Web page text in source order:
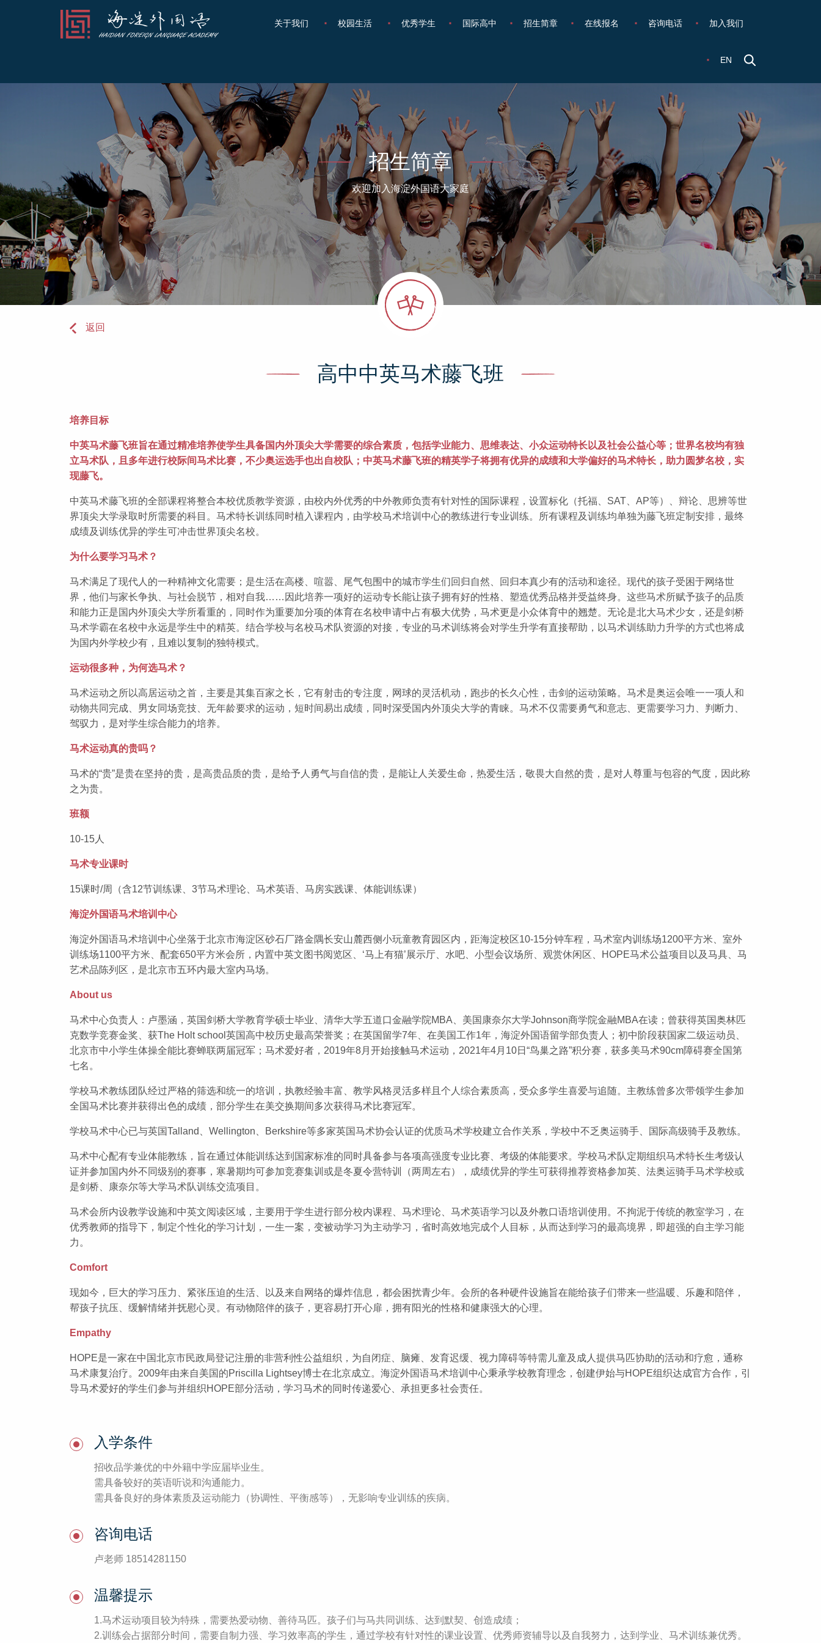
关于我们 校园生活 优秀学生 国际高中 招生简章 在线报名 咨询电话 加入我们
EN
招生简章
欢迎加入海淀外国语大家庭
返回
高中中英马术藤飞班
培养目标
中英马术藤飞班旨在通过精准培养使学生具备国内外顶尖大学需要的综合素质，包括学业能力、思维表达、小众运动特长以及社会公益心等；世界名校均有独
立马术队，且多年进行校际间马术比赛，不少奥运选手也出自校队；中英马术藤飞班的精英学子将拥有优异的成绩和大学偏好的马术特长，助力圆梦名校，实
现藤飞。
中英马术藤飞班的全部课程将整合本校优质教学资源，由校内外优秀的中外教师负责有针对性的国际课程，设置标化（托福、SAT、AP等）、辩论、思辨等世
界顶尖大学录取时所需要的科目。马术特长训练同时植入课程内，由学校马术培训中心的教练进行专业训练。所有课程及训练均单独为藤飞班定制安排，最终
成绩及训练优异的学生可冲击世界顶尖名校。
为什么要学习马术？
马术满足了现代人的一种精神文化需要；是生活在高楼、喧嚣、尾气包围中的城市学生们回归自然、回归本真少有的活动和途径。现代的孩子受困于网络世
界，他们与家长争执、与社会脱节，相对自我……因此培养一项好的运动专长能让孩子拥有好的性格、塑造优秀品格并受益终身。这些马术所赋予孩子的品质
和能力正是国内外顶尖大学所看重的，同时作为重要加分项的体育在名校申请中占有极大优势，马术更是小众体育中的翘楚。无论是北大马术少女，还是剑桥
马术学霸在名校中永远是学生中的精英。结合学校与名校马术队资源的对接，专业的马术训练将会对学生升学有直接帮助，以马术训练助力升学的方式也将成
为国内外学校少有，且难以复制的独特模式。
运动很多种，为何选马术？
马术运动之所以高居运动之首，主要是其集百家之长，它有射击的专注度，网球的灵活机动，跑步的长久心性，击剑的运动策略。马术是奥运会唯一一项人和
动物共同完成、男女同场竞技、无年龄要求的运动，短时间易出成绩，同时深受国内外顶尖大学的青睐。马术不仅需要勇气和意志、更需要学习力、判断力、
驾驭力，是对学生综合能力的培养。
马术运动真的贵吗？
马术的“贵”是贵在坚持的贵，是高贵品质的贵，是给予人勇气与自信的贵，是能让人关爱生命，热爱生活，敬畏大自然的贵，是对人尊重与包容的气度，因此称
之为贵。
班额
10-15人
马术专业课时
15课时/周（含12节训练课、3节马术理论、马术英语、马房实践课、体能训练课）
海淀外国语马术培训中心
海淀外国语马术培训中心坐落于北京市海淀区砂石厂路金隅长安山麓西侧小玩童教育园区内，距海淀校区10-15分钟车程，马术室内训练场1200平方米、室外
训练场1100平方米、配套650平方米会所，内置中英文图书阅览区、‘马上有猫’展示厅、水吧、小型会议场所、观赏休闲区、HOPE马术公益项目以及马具、马
艺术品陈列区，是北京市五环内最大室内马场。
About us
马术中心负责人：卢墨涵，英国剑桥大学教育学硕士毕业、清华大学五道口金融学院MBA、美国康奈尔大学Johnson商学院金融MBA在读；曾获得英国奥林匹
克数学竞赛金奖、获The Holt school英国高中校历史最高荣誉奖；在英国留学7年、在美国工作1年，海淀外国语留学部负责人；初中阶段获国家二级运动员、
北京市中小学生体操全能比赛蝉联两届冠军；马术爱好者，2019年8月开始接触马术运动，2021年4月10日“鸟巢之路”积分赛，获多美马术90cm障碍赛全国第
七名。
学校马术教练团队经过严格的筛选和统一的培训，执教经验丰富、教学风格灵活多样且个人综合素质高，受众多学生喜爱与追随。主教练曾多次带领学生参加
全国马术比赛并获得出色的成绩，部分学生在美交换期间多次获得马术比赛冠军。
学校马术中心已与英国Talland、Wellington、Berkshire等多家英国马术协会认证的优质马术学校建立合作关系，学校中不乏奥运骑手、国际高级骑手及教练。
马术中心配有专业体能教练，旨在通过体能训练达到国家标准的同时具备参与各项高强度专业比赛、考级的体能要求。学校马术队定期组织马术特长生考级认
证并参加国内外不同级别的赛事，寒暑期均可参加竞赛集训或是冬夏令营特训（两周左右），成绩优异的学生可获得推荐资格参加英、法奥运骑手马术学校或
是剑桥、康奈尔等大学马术队训练交流项目。
马术会所内设教学设施和中英文阅读区域，主要用于学生进行部分校内课程、马术理论、马术英语学习以及外教口语培训使用。不拘泥于传统的教室学习，在
优秀教师的指导下，制定个性化的学习计划，一生一案，变被动学习为主动学习，省时高效地完成个人目标，从而达到学习的最高境界，即超强的自主学习能
力。
Comfort
现如今，巨大的学习压力、紧张压迫的生活、以及来自网络的爆炸信息，都会困扰青少年。会所的各种硬件设施旨在能给孩子们带来一些温暖、乐趣和陪伴，
帮孩子抗压、缓解情绪并抚慰心灵。有动物陪伴的孩子，更容易打开心扉，拥有阳光的性格和健康强大的心理。
Empathy
HOPE是一家在中国北京市民政局登记注册的非营利性公益组织，为自闭症、脑瘫、发育迟缓、视力障碍等特需儿童及成人提供马匹协助的活动和疗愈，通称
马术康复治疗。2009年由来自美国的Priscilla Lightsey博士在北京成立。海淀外国语马术培训中心秉承学校教育理念，创建伊始与HOPE组织达成官方合作，引
导马术爱好的学生们参与并组织HOPE部分活动，学习马术的同时传递爱心、承担更多社会责任。
入学条件
招收品学兼优的中外籍中学应届毕业生。
需具备较好的英语听说和沟通能力。
需具备良好的身体素质及运动能力（协调性、平衡感等），无影响专业训练的疾病。
咨询电话
卢老师 18514281150
温馨提示
1.马术运动项目较为特殊，需要热爱动物、善待马匹。孩子们与马共同训练、达到默契、创造成绩；
2.训练会占据部分时间，需要自制力强、学习效率高的学生，通过学校有针对性的课业设置、优秀师资辅导以及自我努力，达到学业、马术训练兼优秀。